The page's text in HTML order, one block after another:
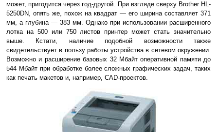
может, пригодится через год-другой. При взгляде сверху Brother HL-
5250DN, опять же, похож на квадрат — его ширина составляет 371
мм, а глубина — 383 мм. Однако при использовании расширенного
лотка на 500 или 750 листов принтер может стать значительно
выше. Кстати, наличие подобной возможности также
свидетельствует в пользу работы устройства в сетевом окружении.
Возможно и расширение базовых 32 Мбайт оперативной памяти до
544 Мбайт при обработке более сложных графических задач, таких
как печать макетов и, например, CAD-проектов.